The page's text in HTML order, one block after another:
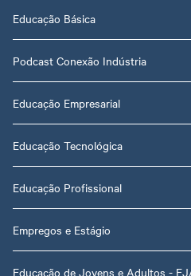
Educação Básica
Podcast Conexão Indústria
Educação Empresarial
Educação Tecnológica
Educação Profissional
Empregos e Estágio
Educação de Jovens e Adultos -